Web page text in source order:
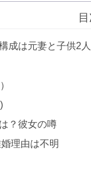
成は元妻と子供2
？彼女の噂
理由は不明